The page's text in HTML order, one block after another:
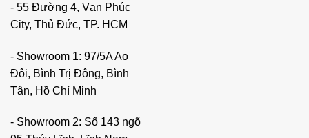
- 55 Đường 4, Vạn Phúc
City, Thủ Đức, TP. HCM
- Showroom 1: 97/5A Ao
Đôi, Bình Trị Đông, Bình
Tân, Hồ Chí Minh
- Showroom 2: Số 143 ngõ